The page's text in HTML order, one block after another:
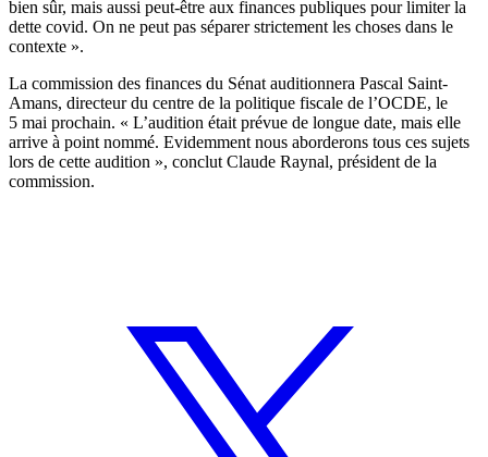
bien sûr, mais aussi peut-être aux finances publiques pour limiter la
dette covid. On ne peut pas séparer strictement les choses dans le
contexte ».
La commission des finances du Sénat auditionnera Pascal Saint-
Amans, directeur du centre de la politique fiscale de l’OCDE, le
5 mai prochain. « L’audition était prévue de longue date, mais elle
arrive à point nommé. Evidemment nous aborderons tous ces sujets
lors de cette audition », conclut Claude Raynal, président de la
commission.